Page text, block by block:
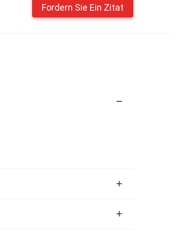
Fordern Sie Ein Zitat